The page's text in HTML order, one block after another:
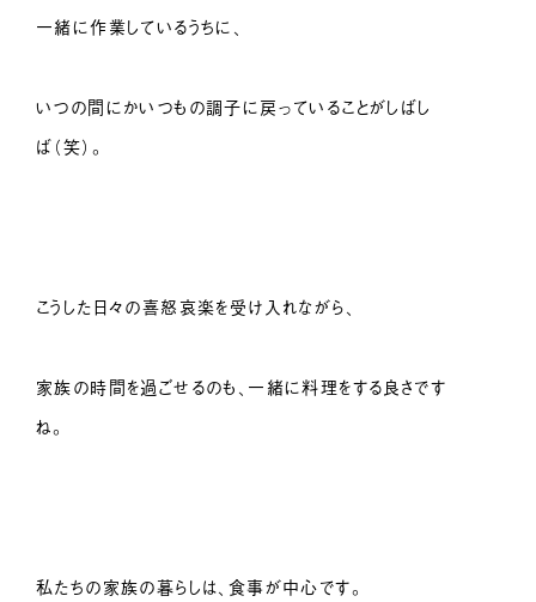
一緒に作業しているうちに、
いつの間にかいつもの調子に戻っていることがしばし
ば（笑）。
こうした日々の喜怒哀楽を受け入れながら、
家族の時間を過ごせるのも、一緒に料理をする良さです
ね。
私たちの家族の暮らしは、食事が中心です。